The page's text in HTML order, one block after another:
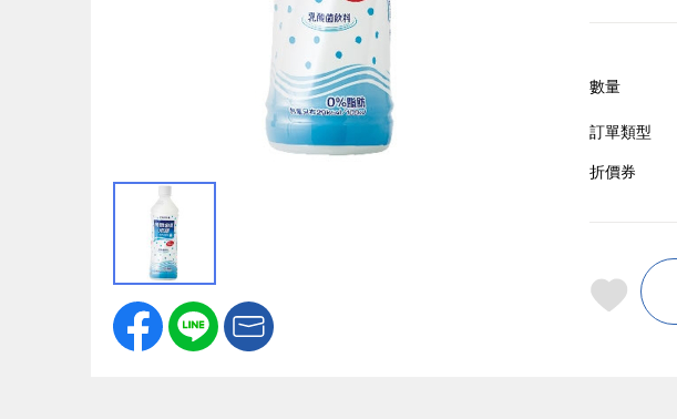
數量
訂單類型
折價券